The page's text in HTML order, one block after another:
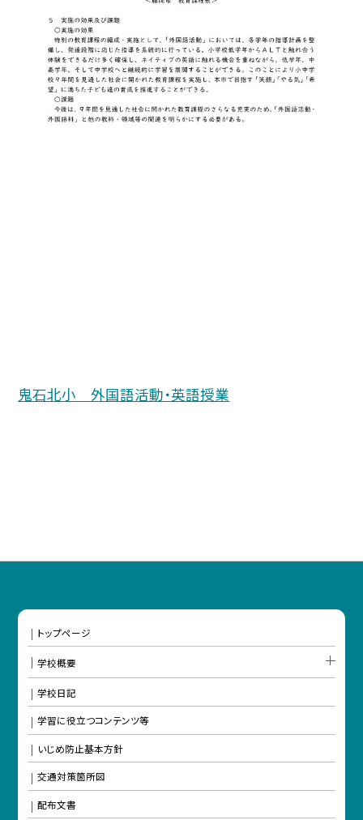
鬼石北小 外国語活動・英語授業
トップページ
学校概要
学校日記
学習に役立つコンテンツ等
いじめ防止基本方針
交通対策箇所図
配布文書